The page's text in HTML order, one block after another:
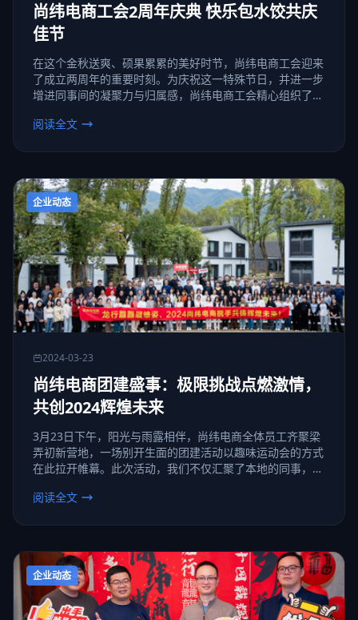
尚纬电商工会2周年庆典 快乐包水饺共庆
佳节
在这个金秋送爽、硕果累累的美好时节，尚纬电商工会迎来
了成立两周年的重要时刻。为庆祝这一特殊节日，并进一步
增进同事间的凝聚力与归属感，尚纬电商工会精心组织了一
与，共同创造了一段温馨且难忘的集体回忆。
阅读全文
企业动态
2024-03-23
尚纬电商团建盛事：极限挑战点燃激情，
共创2024辉煌未来
3月23日下午，阳光与雨露相伴，尚纬电商全体员工齐聚梁
弄初新营地，一场别开生面的团建活动以趣味运动会的方式
在此拉开帷幕。此次活动，我们不仅汇聚了本地的同事，更
我们一起并肩作战，共铸辉煌！
阅读全文
企业动态